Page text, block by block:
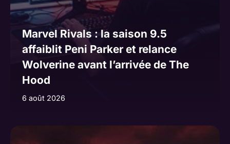
Marvel Rivals : la saison 9.5
affaiblit Peni Parker et relance
Wolverine avant l’arrivée de The
Hood
6 août 2026